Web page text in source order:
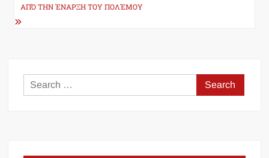
ΑΠΌ ΤΗΝ ΈΝΑΡΞΗ ΤΟΥ ΠΟΛΈΜΟΥ
Search
for: